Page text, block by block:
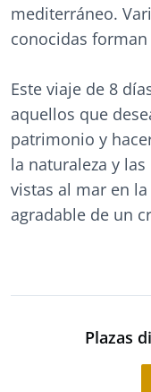
mediterráneo.
conocidas
Este viaje de 8
aquellos que
patrimonio y
la naturaleza y
vistas al mar en
agradable de un
Plazas